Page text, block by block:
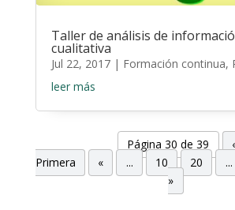
Taller de análisis de
cualitativa
Jul 22, 2017| Formación continua,
leer más
Página 30 de 39
Primera
« ... 10 20 ...
»